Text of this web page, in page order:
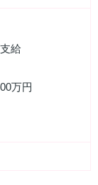
給
万円